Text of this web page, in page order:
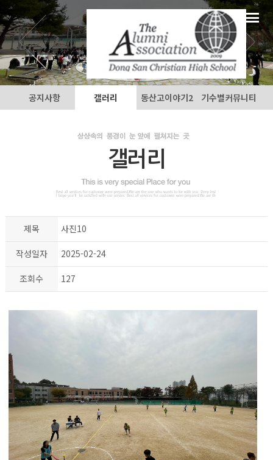
공지사항 갤러리 동산고이야기2 기수별커뮤니티
갤러리
제목 사진10
작성일자 2025-02-24
조회수 127